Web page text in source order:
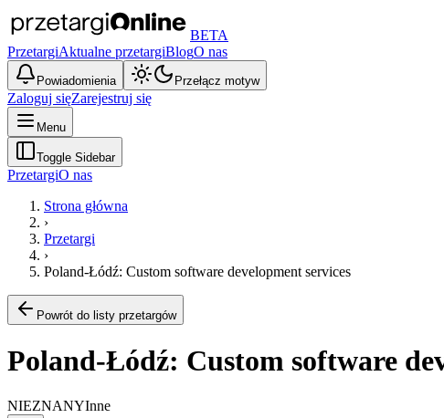
BETA
PrzetargiAktualne przetargiBlogO nas
Powiadomienia Przełącz motyw
Zaloguj sięZarejestruj się
Menu
Toggle Sidebar
PrzetargiO nas
Strona główna
›
Przetargi
›
Poland-Łódź: Custom software development services
Powrót do listy przetargów
Poland-Łódź: Custom software
NIEZNANYInne